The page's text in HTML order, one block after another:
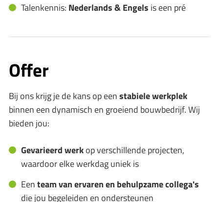
Talenkennis: Nederlands & Engels is een pré
Offer
Bij ons krijg je de kans op eenstabiele werkplek
binnen een dynamisch en groeiend bouwbedrijf. Wij
bieden jou:
Gevarieerd werkop verschillende projecten,
waardoor elke werkdag uniek is
Eenteam van ervaren en behulpzame collega's
die jou begeleiden en ondersteunen